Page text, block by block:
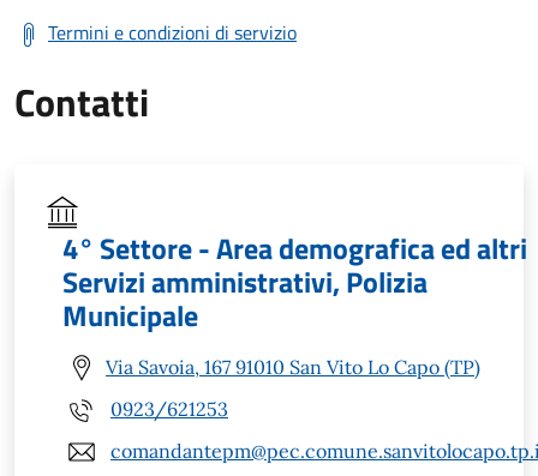
Termini e condizioni di servizio
Contatti
4° Settore - Area demografica ed altri
Servizi amministrativi, Polizia
Municipale
Via Savoia, 167 91010 San Vito Lo Capo (TP)
0923/621253